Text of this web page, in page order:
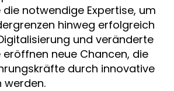
notwendige Expertise, um
hinweg erfolgreich
und veränderte
neue Chancen, die
durch innovative
werden.